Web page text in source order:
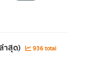
าสุด)
936 total